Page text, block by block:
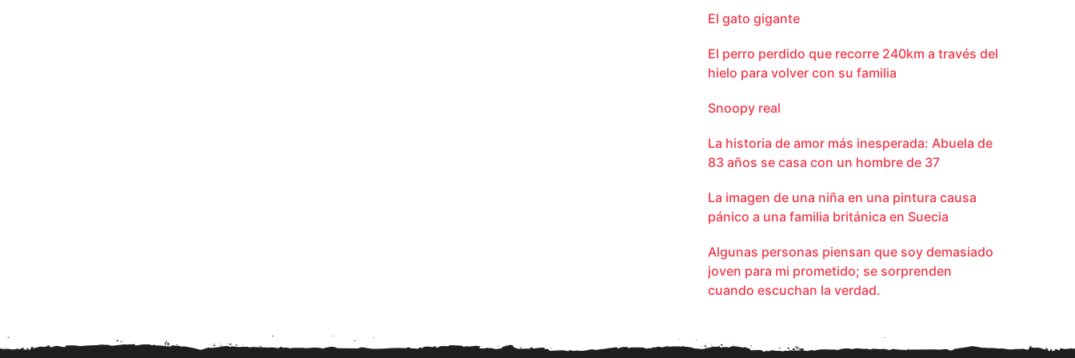
El gato gigante
El perro perdido que recorre 240km a través del
hielo para volver con su familia
Snoopy real
La historia de amor más inesperada: Abuela de
83 años se casa con un hombre de 37
La imagen de una niña en una pintura causa
pánico a una familia británica en Suecia
Algunas personas piensan que soy demasiado
joven para mi prometido; se sorprenden
cuando escuchan la verdad.